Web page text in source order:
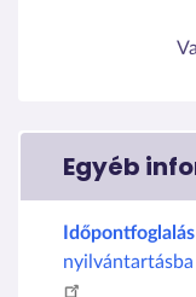
Egyéb
Időpontfoglalás
nyilvántartásba